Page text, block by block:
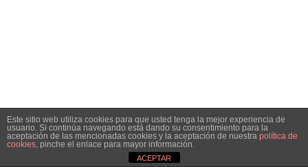
Este sitio web utiliza cookies para que usted tenga la mejor experiencia de
usuario. Si continúa navegando está dando su consentimiento para la
aceptación de las mencionadas cookies y la aceptación de nuestra política de
cookies, pinche el enlace para mayor información.
ACEPTAR